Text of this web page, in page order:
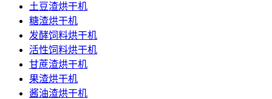
土豆渣烘干机
糖渣烘干机
发酵饲料烘干机
活性饲料烘干机
甘蔗渣烘干机
果渣烘干机
酱油渣烘干机